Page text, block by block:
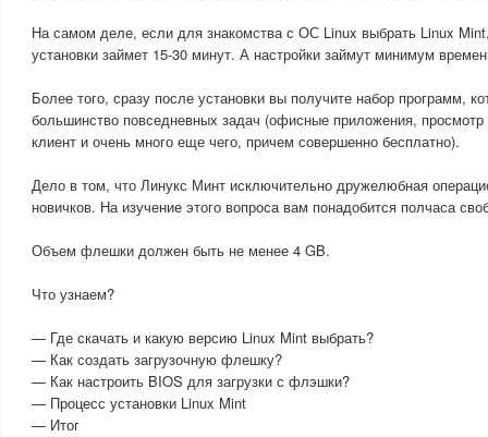
На самом деле, если для знакомства с ОС Linux выбрать Linux
установки займет 15-30 минут. А настройки займут минимум
Более того, сразу после установки вы получите набор программ,
большинство повседневных задач (офисные приложения,
клиент и очень много еще чего, причем совершенно бесплатно).
Дело в том, что Линукс Минт исключительно дружелюбная
новичков. На изучение этого вопроса вам понадобится полчаса
Объем флешки должен быть не менее 4 GB.
Что узнаем?
— Где скачать и какую версию Linux Mint выбрать?
— Как создать загрузочную флешку?
— Как настроить BIOS для загрузки с флэшки?
— Процесс установки Linux Mint
— Итог